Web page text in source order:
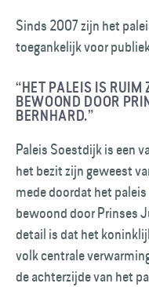
Sinds 2007 zijn het
toegankelijk voor
“HET PALEIS IS RUIM
BEWOOND DOOR
BERNHARD.”
Paleis Soestdijk is een
het bezit zijn geweest
mede doordat het
bewoond door Prinses
detail is dat het
volk centrale
de achterzijde van het